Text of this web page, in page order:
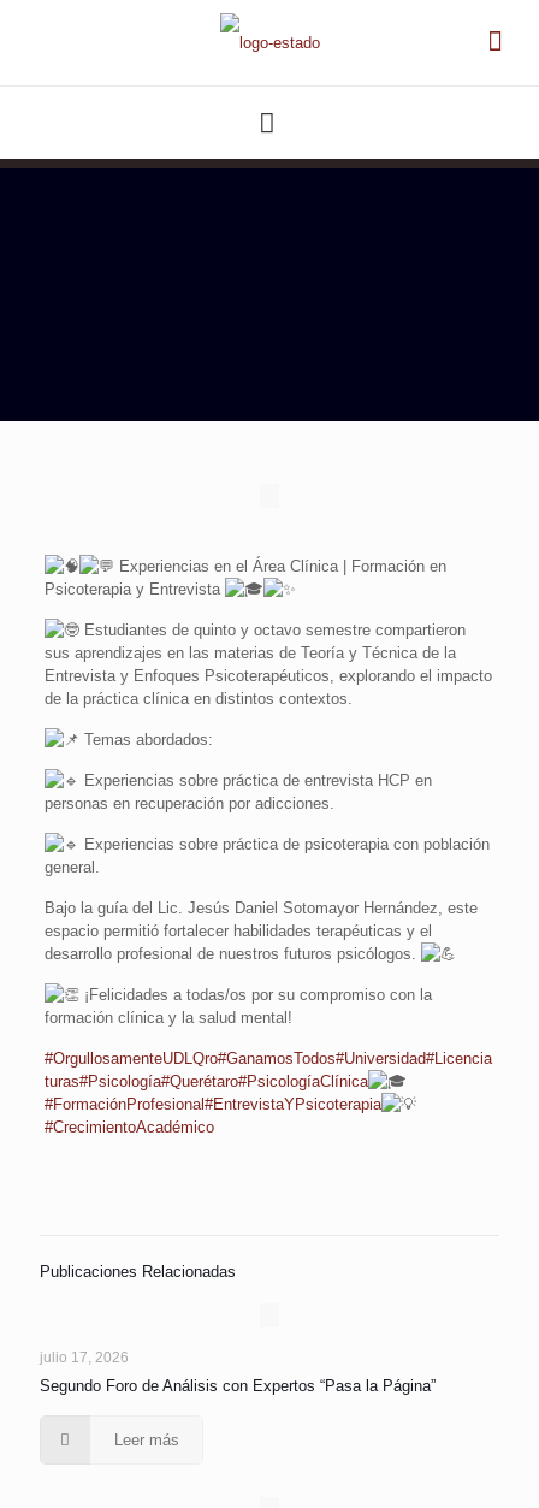
Experiencias en el Área Clínica | Formación en
Psicoterapia y Entrevista
Estudiantes de quinto y octavo semestre compartieron
sus aprendizajes en las materias de Teoría y Técnica de la
Entrevista y Enfoques Psicoterapéuticos, explorando el impacto
de la práctica clínica en distintos contextos.
Temas abordados:
Experiencias sobre práctica de entrevista HCP en
personas en recuperación por adicciones.
Experiencias sobre práctica de psicoterapia con población
general.
Bajo la guía del Lic. Jesús Daniel Sotomayor Hernández, este
espacio permitió fortalecer habilidades terapéuticas y el
desarrollo profesional de nuestros futuros psicólogos.
¡Felicidades a todas/os por su compromiso con la
formación clínica y la salud mental!
#OrgullosamenteUDLQro#GanamosTodos#Universidad#Licencia
turas#Psicología#Querétaro#PsicologíaClínica
#FormaciónProfesional#EntrevistaYPsicoterapia
#CrecimientoAcadémico
Publicaciones Relacionadas
julio 17, 2026
Segundo Foro de Análisis con Expertos “Pasa la Página”
Leer más